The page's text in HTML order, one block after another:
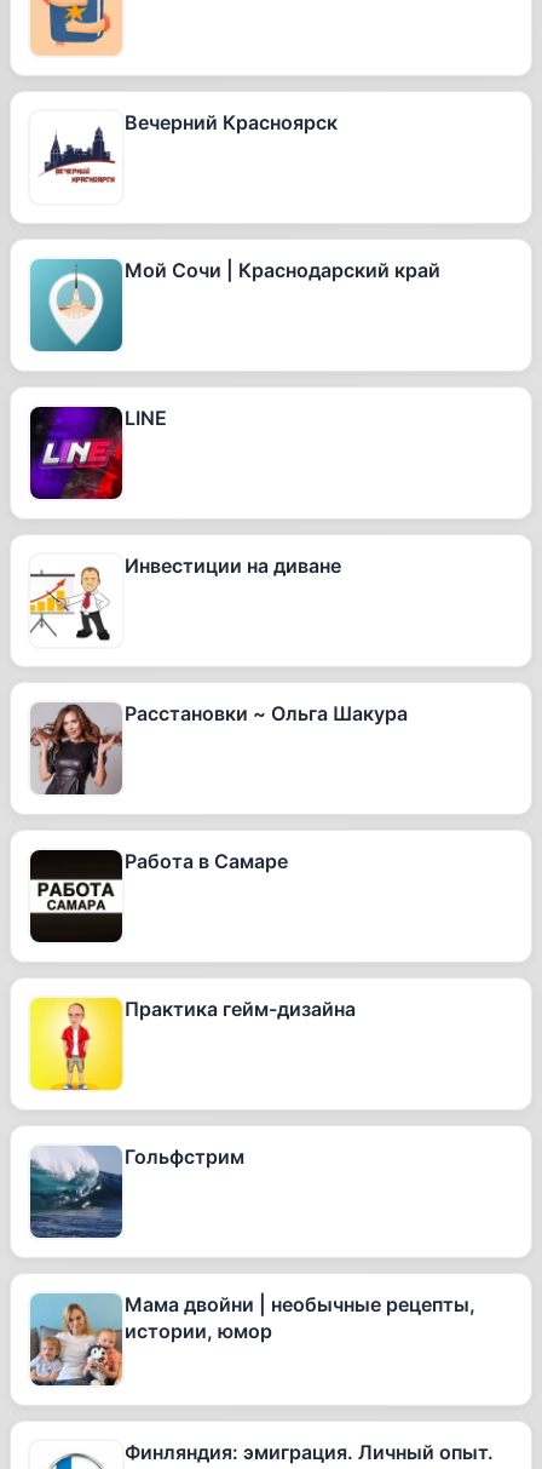
Вечерний Красноярск
Мой Сочи | Краснодарский край
LINE
Инвестиции на диване
Расстановки ~ Ольга Шакура
Работа в Самаре
Практика гейм-дизайна
Гольфстрим
Мама двойни | необычные рецепты,
истории, юмор
Финляндия: эмиграция. Личный опыт.